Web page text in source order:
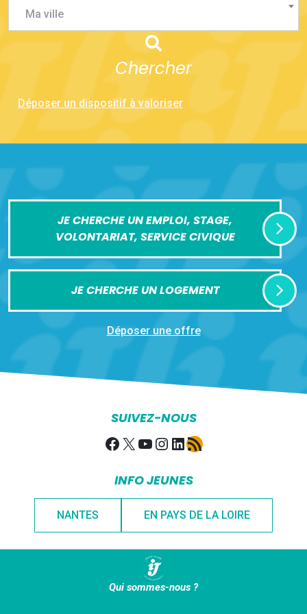
Ma ville
Chercher
Déposer un dispositif à valoriser
JE CHERCHE UN EMPLOI, STAGE,
VOLONTARIAT, SERVICE CIVIQUE
JE CHERCHE UN LOGEMENT
Déposer une offre
SUIVEZ-NOUS
Facebook
X YouTube
Instagram
LinkedIn
Flux RSS
INFO JEUNES
NANTES EN PAYS DE LA LOIRE
Qui sommes-nous ?